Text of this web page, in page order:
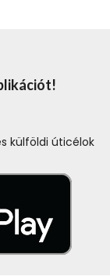
külföldi úticélok